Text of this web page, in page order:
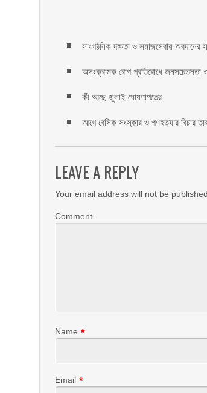
সাংগঠনিক দক্ষতা ও সমাজসেবায়
অসংক্রামক রোগ প্রতিরোধে জনসচেতনতা ও
কী আছে জুলাই ঘোষণাপত্রে
আগে বেসিক সংস্কার ও গণহত্যার বিচার
LEAVE A REPLY
Your email address will not be published.
Comment
Name *
Email *